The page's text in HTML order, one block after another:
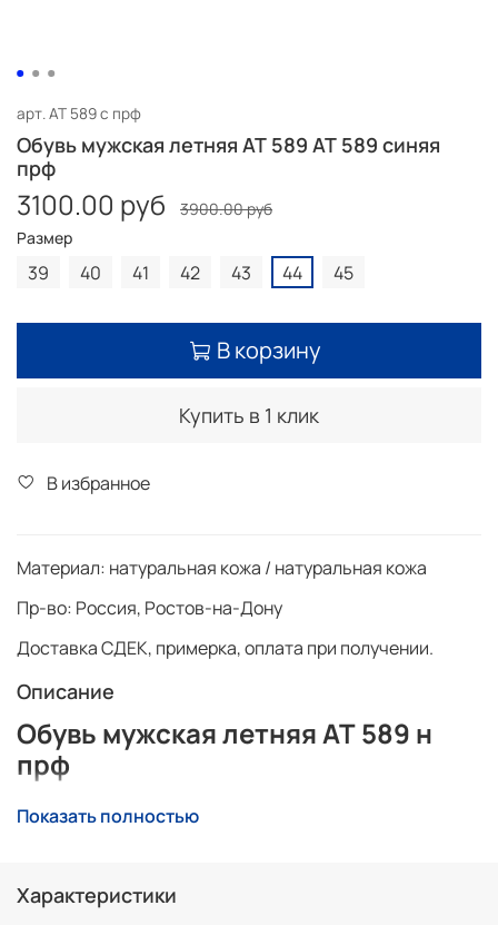
арт.AT 589 с прф
Обувь мужская летняя AT 589 AT 589 синяя
прф
3100.00 руб
3900.00 руб
Размер
39 40 41 42 43 44 45
В корзину
Купить в 1 клик
В избранное
Материал: натуральная кожа / натуральная кожа
Пр-во: Россия, Ростов-на-Дону
Доставка СДЕК, примерка, оплата при получении.
Описание
Обувь мужская летняя AT 589 н
прф
Обувь из натуральной кожи, самая лучшая обувь для
лета, повышенный коморт при использовании,
Показать полностью
Характеристики